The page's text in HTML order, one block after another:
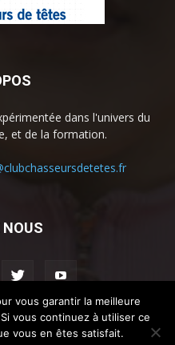
dans l'univers du
et de la formation.
Mentions légales
vous garantir la meilleure
vous continuez à utiliser ce
vous en êtes satisfait.